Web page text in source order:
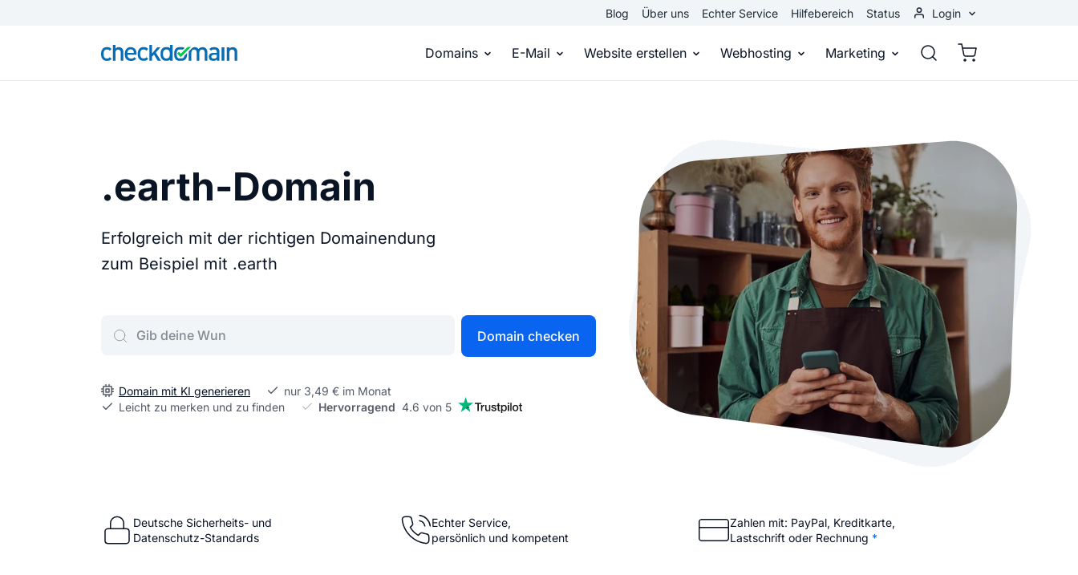
Blog Über uns Echter Service Hilfebereich Status Login
Kundenbereich
Webmail
Domains
Über 950 Domain-Endungen aus aller Welt
Einfach & schnell beim Domain-Profi
Erstelle schnell gute Domains
.at Domain .mobile Domain
E-Mail
E-Mail-Hosting
Zugriff auf E-Mails immer und überall
Website erstellen
Homepage Baukasten
Eigene Homepage ohne Programmierkenntnisse
Online-Shop erstellen
Bringe dein Unternehmen noch heute online
Website erstellen lassen Sehr beliebt
Unser Website-Service erstellt Ihre Website
Webhosting
Domains, E-Mails und Datenbanken
Rankingcoach
Schnell und einfach an die Spitze bei Google
Premium Services
Individuelle technische Unterstützung
Marketing
Bessere Platzierung in
Google Anzeigen
Sofort sichtbar bei Google
Banner-Werbung
Deine Anzeigen auf anderen
Social Media Marketing
Mehr Kunden über Instagram &
Online Complete
.earth-Domain
Erfolgreich mit der richtigen Domainendung
zum Beispiel mit .earth
Domain checken
Domain mit KI generieren
nur 3,49 € im Monat
Leicht zu merken und zu finden
Hervorragend 4.6 von 5
Deutsche Sicherheits- und
Datenschutz-Standards
Echter Service,
persönlich und kompetent
Zahlen mit: PayPal, Kreditkarte,
Lastschrift oder Rechnung *